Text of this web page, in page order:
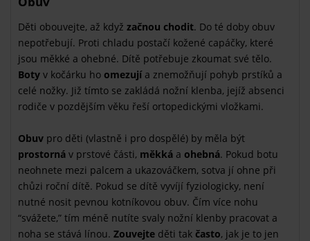
Děti obouvejte, až když začnou chodit. Do té doby obuv
nepotřebují. Proti chladu postačí kožené capáčky, které
jsou měkké a ohebné. Dítě potřebuje zkoumat své tělo.
Boty v kočárku ho omezujía znemožňují pohyb prstíků a
celé nožky. Již tímto se zakládá nožní klenba, jejíž absenci
rodiče v pozdějším věku řeší ortopedickými vložkami.
Obuv pro děti (vlastně i pro dospělé) by měla být
prostorná v prstové části, měkká a ohebná. Pokud botu
neohnete mezi palcem a ukazováčkem, sotva jí ohne při
chůzi roční dítě. Pokud se dítě vyvíjí fyziologicky, není
nutné nosit pevnou kotníkovou obuv. Čím více nohu
“svážete,” tím méně nutíte svaly nožní klenby pracovat a
noha se stává línou. Zouvejte děti tak často, jak je to jen